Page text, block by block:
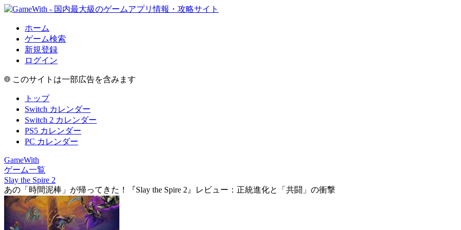
ホーム
ゲーム検索
新規登録
ログイン
このサイトは一部広告を含みます
トップ
Switch カレンダー
Switch 2 カレンダー
PS5 カレンダー
PC カレンダー
GameWith
ゲーム一覧
Slay the Spire 2
あの「時間泥棒」が帰ってきた！『Slay the Spire 2』レビュー：正統進化と「共闘」の衝撃